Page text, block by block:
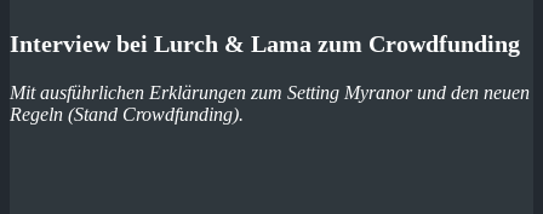
Interview bei Lurch & Lama zum Crowdfunding
Mit ausführlichen Erklärungen zum Setting Myranor und den neuen
Regeln (Stand Crowdfunding).